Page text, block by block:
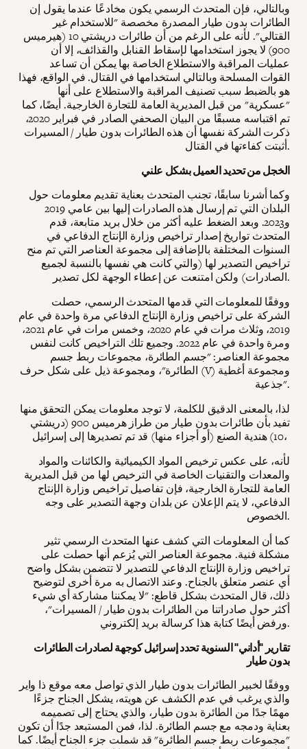
وبالتالي، فإن المتحدث الرسمي يكون مخادعًا عندما يقول إن
الطائرات بدون طيار المصدرة مخصصة "للاستخدام غير
القتالي". لأنه على الرغم من أن طائرات دريشتي 10 (هيرميس
900) لا يجوز استخدامها لإسقاط القنابل والقذائف، إلا أن
عمليات المراقبة والاستطلاع الخاصة بها يمكن أن تساعد
القوات المسلحة وبالتالي استخدامها في القتال. في الواقع، فهذا
هو بالضبط سبب تصنيف المراقبة والاستطلاع على أنها
"عسكرية" من قبل المديرية العامة للتجارة الخارجية. أيضًا، كما
تم اقتباسه مسبقًا من البيان الصحفي الصادر في فبراير 2020،
ذكرت الشركة نفسها أن هذه الطائرات بدون طيار / المسيرات
أثبتت كفاءتها في القتال.
الخجل من تحديد العميل بشكل علني
وكما أشرنا سابقًا، تجنب المتحدث بعناية تقديم معلومات حول
البلدان التي تم إرسال هذه الصادرات إليها بين عامي 2019
و2023. وبعد الضغط عليه أكثر من خلال بريد متابعة، قدم
المتحدث تواريخ إصدار تراخيص وزارة الإنتاج الدفاعي في
السنوات المختلفة بالإضافة إلى مجموعة العناصر التي تم منح
تراخيص التصدير لها (والتي كانت هي نفسها بالنسبة لجميع
الصادرات) ولكن امتنعت عن إعطاء الوجهة لكل تصدير.
ووفقًا للمعلومات التي قدمها المتحدث الرسمي، حصلت
الشركة على تراخيص وزارة الإنتاج الدفاعي مرة واحدة في عام
2019، وثلاث مرات في عام 2020، وخمس مرات في عام 2021،
ومرة واحدة في عام 2022. وجميع تلك التراخيص كانت لنفس
مجموعة العناصر: "جسم الطائرة، مجموعات ربط جسم
الطائرة"، ومجموعة ذيل على شكل حرف (V) ومجموعة أغطية
جذعية".
لذا، بالمعنى الدقيق للكلمة، لا توجد معلومات يمكن التحقق منها
تفيد بأن طائرات بدون طيار من طراز هرميس 900 (دريشتي
10) هندية الصنع (أو أجزاء منها) قد تم تصديرها إلى إسرائيل،
لأنه، على عكس ترخيص المواد الكيميائية والكائنات والمواد
والمعدات والتقنيات الخاصة في الترخيص لها من قبل المديرية
العامة للتجارة الخارجية، فإن تفاصيل تراخيص وزارة الإنتاج
الدفاعي، لا يتم الإعلان عن بلدان وجهة التصدير على وجه
الخصوص.
كما أن المعلومات التي كشف عنها المتحدث الرسمي تثير
مشكلة فنية. مجموعة العناصر التي يُزعم أنها حصلت على
تراخيص وزارة الإنتاج الدفاعي للتصدير لا تتضمن بشكل واضح
أي عنصر متعلق بالجناح. وعند الاتصال به مرة أخرى لتوضيح
ذلك، قال المتحدث بشكل قاطع: "لا يمكننا مشاركة أي شيء
أكثر حول صادراتنا من الطائرات بدون طيار / المسيرات"،
ورفض أيضًا كتابة هذا كرسالة بريد إلكتروني.
تقارير "أداني" السنوية تحدد إسرائيل كوجهة لصادرات الطائرات
بدون طيار
ووفقًا لخبير الطائرات بدون طيار الذي تواصل معه موقع ذا واير
والذي يرغب في عدم الكشف عن هويته، يشكل الجناح جزءًا
مهمًا جدًا من الطائرة بدون طيار، والذي يحتاج إلى تصميمه
بعناية ودمجه مع جسم الطائرة. لذا، فمن المستبعد جدًا أن تكون
"مجموعات ربط جسم الطائرة" قد شملت جزء الجناح أيضًا. كما